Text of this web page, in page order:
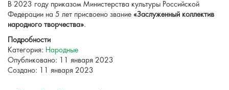
В 2023 году приказом Министерства культуры Российской
Федерации на 5 лет присвоено звание «Заслуженный коллектив
народного творчества».
Подробности
Категория: Народные
Опубликовано: 11 января 2023
Создано: 11 января 2023